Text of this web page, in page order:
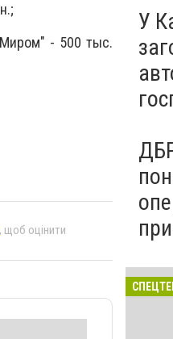
- 500 тыс.
, щоб оцінити
У